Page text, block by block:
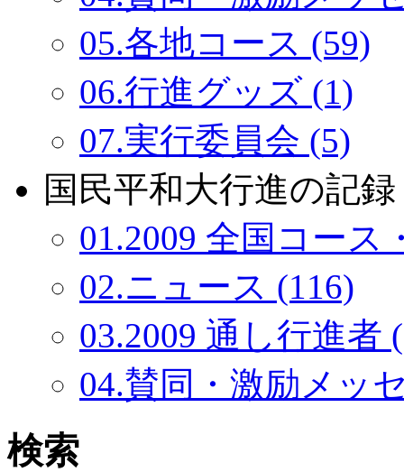
05.各地コース (59)
06.行進グッズ (1)
07.実行委員会 (5)
国民平和大行進の記録
01.2009 全国コース
02.ニュース (116)
03.2009 通し行進者
04.賛同・激励メッ
検索